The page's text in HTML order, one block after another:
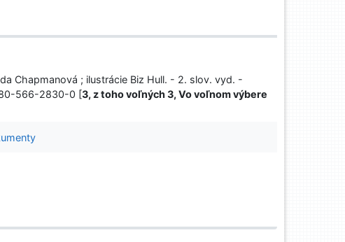
Chapmanová ; ilustrácie Biz Hull. - 2. slov. vyd. -
80-566-2830-0 [3, z toho voľných 3, Vo voľnom výbere